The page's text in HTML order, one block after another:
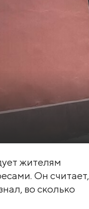
жителям
Он считает,
во сколько